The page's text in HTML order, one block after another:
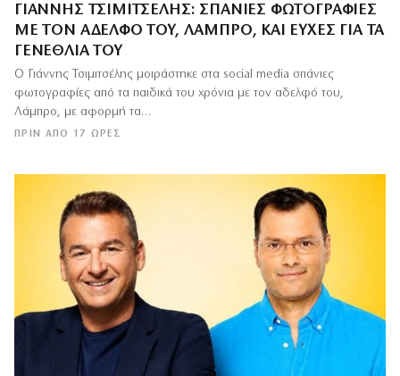
ΓΙΆΝΝΗΣ ΤΣΙΜΙΤΣΈΛΗΣ: ΣΠΆΝΙΕΣ ΦΩΤΟΓΡΑΦΊΕΣ
ΜΕ ΤΟΝ ΑΔΕΛΦΌ ΤΟΥ, ΛΆΜΠΡΟ, ΚΑΙ ΕΥΧΈΣ ΓΙΑ ΤΑ
ΓΕΝΈΘΛΙΆ ΤΟΥ
ΠΡΙΝ ΑΠΌ 17 ΏΡΕΣ
Ο Γιάννης Τσιμιτσέλης μοιράστηκε στα social media σπάνιες
φωτογραφίες από τα παιδικά του χρόνια με τον αδελφό του,
Λάμπρο, με αφορμή τα…